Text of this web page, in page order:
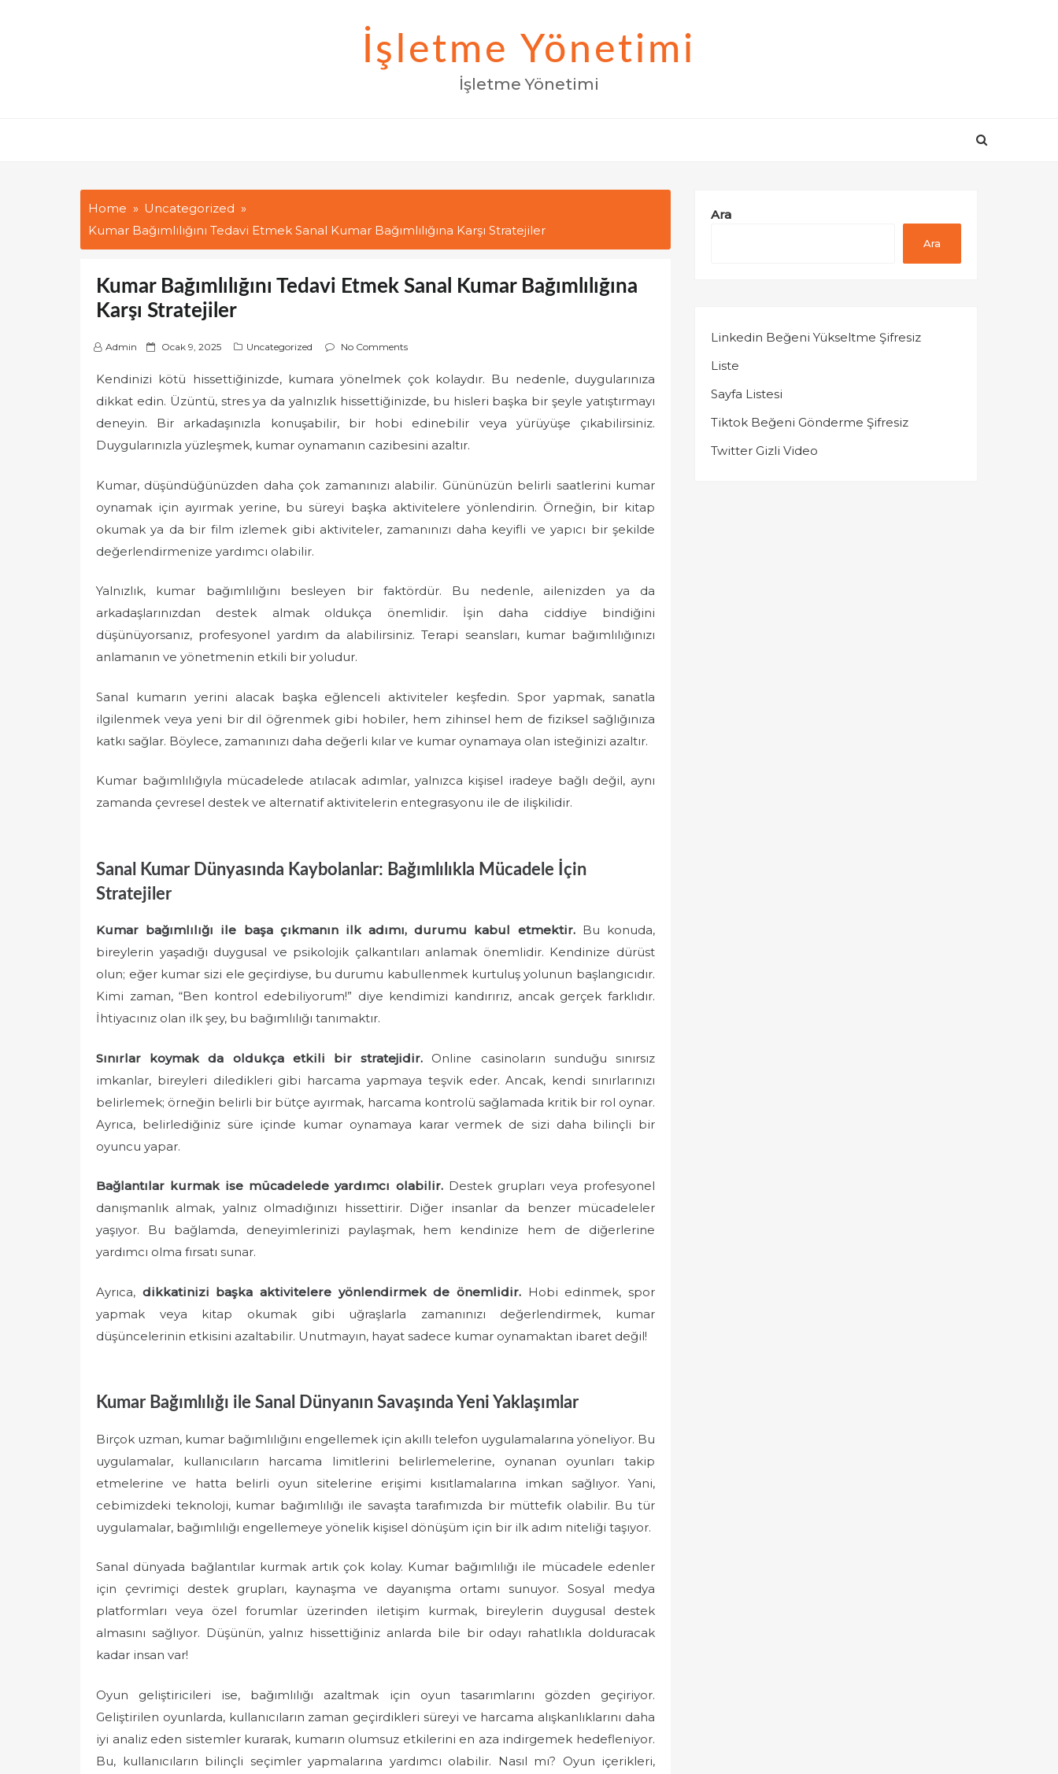
İşletme Yönetimi
İşletme Yönetimi
Home
Uncategorized
Kumar Bağımlılığını Tedavi Etmek Sanal Kumar Bağımlılığına Karşı Stratejiler
Kumar Bağımlılığını Tedavi Etmek Sanal Kumar Bağımlılığına
Karşı Stratejiler
Admin
P
t
o
Ocak 9, 2025 Uncategorized No Comments
Kendinizi kötü hissettiğinizde, kumara yönelmek çok kolaydır. Bu nedenle, duygularınıza
dikkat edin. Üzüntü, stres ya da yalnızlık hissettiğinizde, bu hisleri başka bir şeyle yatıştırmayı
deneyin. Bir arkadaşınızla konuşabilir, bir hobi edinebilir veya yürüyüşe çıkabilirsiniz.
Duygularınızla yüzleşmek, kumar oynamanın cazibesini azaltır.
Kumar, düşündüğünüzden daha çok zamanınızı alabilir. Gününüzün belirli saatlerini kumar
oynamak için ayırmak yerine, bu süreyi başka aktivitelere yönlendirin. Örneğin, bir kitap
okumak ya da bir film izlemek gibi aktiviteler, zamanınızı daha keyifli ve yapıcı bir şekilde
değerlendirmenize yardımcı olabilir.
Yalnızlık, kumar bağımlılığını besleyen bir faktördür. Bu nedenle, ailenizden ya da
arkadaşlarınızdan destek almak oldukça önemlidir. İşin daha ciddiye bindiğini
düşünüyorsanız, profesyonel yardım da alabilirsiniz. Terapi seansları, kumar bağımlılığınızı
anlamanın ve yönetmenin etkili bir yoludur.
Sanal kumarın yerini alacak başka eğlenceli aktiviteler keşfedin. Spor yapmak, sanatla
ilgilenmek veya yeni bir dil öğrenmek gibi hobiler, hem zihinsel hem de fiziksel sağlığınıza
katkı sağlar. Böylece, zamanınızı daha değerli kılar ve kumar oynamaya olan isteğinizi azaltır.
Kumar bağımlılığıyla mücadelede atılacak adımlar, yalnızca kişisel iradeye bağlı değil, aynı
zamanda çevresel destek ve alternatif aktivitelerin entegrasyonu ile de ilişkilidir.
Sanal Kumar Dünyasında Kaybolanlar: Bağımlılıkla Mücadele İçin
Stratejiler
Kumar bağımlılığı ile başa çıkmanın ilk adımı, durumu kabul etmektir.Bu konuda,
bireylerin yaşadığı duygusal ve psikolojik çalkantıları anlamak önemlidir. Kendinize dürüst
olun; eğer kumar sizi ele geçirdiyse, bu durumu kabullenmek kurtuluş yolunun başlangıcıdır.
Kimi zaman, “Ben kontrol edebiliyorum!” diye kendimizi kandırırız, ancak gerçek farklıdır.
İhtiyacınız olan ilk şey, bu bağımlılığı tanımaktır.
Sınırlar koymak da oldukça etkili bir stratejidir. Online casinoların sunduğu sınırsız
imkanlar, bireyleri diledikleri gibi harcama yapmaya teşvik eder. Ancak, kendi sınırlarınızı
belirlemek; örneğin belirli bir bütçe ayırmak, harcama kontrolü sağlamada kritik bir rol oynar.
Ayrıca, belirlediğiniz süre içinde kumar oynamaya karar vermek de sizi daha bilinçli bir
oyuncu yapar.
Bağlantılar kurmak ise mücadelede yardımcı olabilir.Destek grupları veya profesyonel
danışmanlık almak, yalnız olmadığınızı hissettirir. Diğer insanlar da benzer mücadeleler
yaşıyor. Bu bağlamda, deneyimlerinizi paylaşmak, hem kendinize hem de diğerlerine
yardımcı olma fırsatı sunar.
Ayrıca, dikkatinizi başka aktivitelere yönlendirmek de önemlidir. Hobi edinmek, spor
yapmak veya kitap okumak gibi uğraşlarla zamanınızı değerlendirmek, kumar
düşüncelerinin etkisini azaltabilir. Unutmayın, hayat sadece kumar oynamaktan ibaret değil!
Kumar Bağımlılığı ile Sanal Dünyanın Savaşında Yeni Yaklaşımlar
Birçok uzman, kumar bağımlılığını engellemek için akıllı telefon uygulamalarına yöneliyor. Bu
uygulamalar, kullanıcıların harcama limitlerini belirlemelerine, oynanan oyunları takip
etmelerine ve hatta belirli oyun sitelerine erişimi kısıtlamalarına imkan sağlıyor. Yani,
cebimizdeki teknoloji, kumar bağımlılığı ile savaşta tarafımızda bir müttefik olabilir. Bu tür
uygulamalar, bağımlılığı engellemeye yönelik kişisel dönüşüm için bir ilk adım niteliği taşıyor.
Sanal dünyada bağlantılar kurmak artık çok kolay. Kumar bağımlılığı ile mücadele edenler
için çevrimiçi destek grupları, kaynaşma ve dayanışma ortamı sunuyor. Sosyal medya
platformları veya özel forumlar üzerinden iletişim kurmak, bireylerin duygusal destek
almasını sağlıyor. Düşünün, yalnız hissettiğiniz anlarda bile bir odayı rahatlıkla dolduracak
kadar insan var!
Oyun geliştiricileri ise, bağımlılığı azaltmak için oyun tasarımlarını gözden geçiriyor.
Geliştirilen oyunlarda, kullanıcıların zaman geçirdikleri süreyi ve harcama alışkanlıklarını daha
iyi analiz eden sistemler kurarak, kumarın olumsuz etkilerini en aza indirgemek hedefleniyor.
Bu, kullanıcıların bilinçli seçimler yapmalarına yardımcı olabilir. Nasıl mı? Oyun içerikleri,
Ara
Ara
Linkedin Beğeni Yükseltme Şifresiz
Liste
Sayfa Listesi
Tiktok Beğeni Gönderme Şifresiz
Twitter Gizli Video